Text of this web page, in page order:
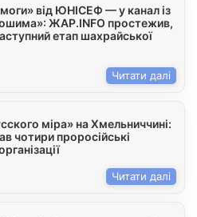
від ЮНІСЕФ — у канал із
ЖАР.INFO простежив,
етап шахрайської
Читати далі
міра» на Хмельниччині:
чотири проросійські
Читати далі